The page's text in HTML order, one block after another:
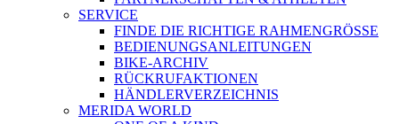
SERVICE
FINDE DIE RICHTIGE RAHMENGRÖSSE
BEDIENUNGSANLEITUNGEN
BIKE-ARCHIV
RÜCKRUFAKTIONEN
HÄNDLERVERZEICHNIS
MERIDA WORLD